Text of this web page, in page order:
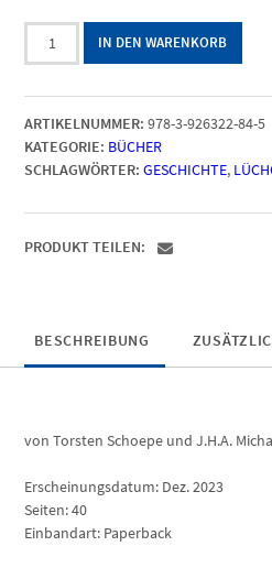
"Im
hannoverschen
-
Begleitbroschüre
Trachtenkalender
Menge
IN DEN WARENKORB
ARTIKELNUMMER: 978-3-926322-84-5
KATEGORIE: BÜCHER
SCHLAGWÖRTER: GESCHICHTE,
PRODUKT TEILEN:
BESCHREIBUNG
von Torsten Schoepe und J.H.A.
Erscheinungsdatum: Dez. 2023
Seiten: 40
Einbandart: Paperback